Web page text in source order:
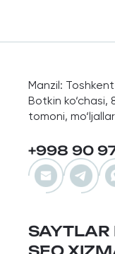
Manzil:
Botkin ko‘chasi,
tomoni,
+998 90
SAYTLAR